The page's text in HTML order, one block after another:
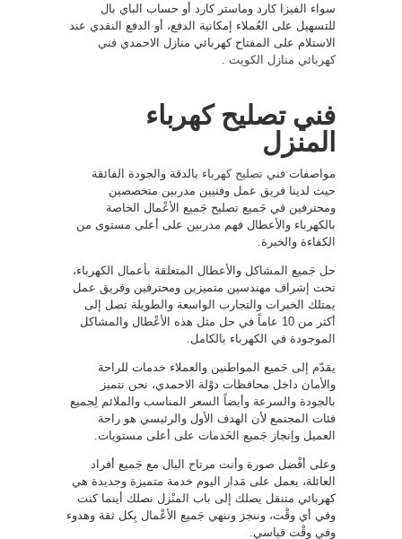
سواء الفيزا كارد وماستر كارد أو حساب الباي بال
للتسهيل على العُملاء إمكانية الدفع، أو الدفع النقدي عند
الاستلام على المفتاح كهربائي منازل الاحمدي فني
كهربائي منازل الكويت
فني تصليح كهرباء
المنزل
مواصفات فني تصليح كهرباء بالدقة والجودة الفائقة
حيث لدينا فريق عمل وفنيين مدربين متخصصين
ومحترفين في جَميع تصليح جَميع الأعْمال الخاصة
بالكهرباء والأعطال فهم مدربين على أعلى مستوى من
الكفاءة والخبرة.
حل جَميع المشاكل والأعطال المتعلقة بأعمال الكهرباء،
تحت إشراف مهندسين متميزين ومحترفين وفريق عمل
يمتلك الخبرات والتجارب الواسعة والطويلة تصل إلى
أكثر من 10 عاماً في حل مثل هذه الأعْطال والمشاكل
الموجودة في الكهرباء بالكامل.
يقدّم إلى جَميع المواطنين والعملاء خدمات للراحة
والأمان داخل محافظات دوْلة الاحمدي، نحن نتميز
بالجودة والسرعة وأيضاً السعر المناسب والملائم لِجميع
فئات المجتمع لأن الهدف الأول والرئيسي هو راحة
العميل وإنجاز جَميع الخَدمات على أعلى مستويات.
وعلى أفْضل صورة وأنت مرتاح البال مع جَميع أفراد
العائلة، يعمل على مَدار اليوم خدمة متميزة وجديدة هي
كهربائي متنقل يصلك إلى باب المنْزل نصلك أينما كنت
وفي أي وقْت، وننجز وننهي جَميع الأعْمال بِكل ثقة وهدوء
وفي وقْت قياسي.